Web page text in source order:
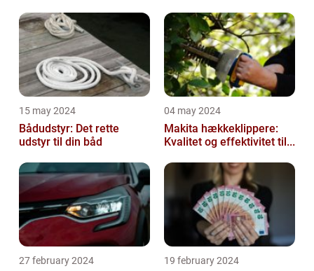
15 may 2024
Bådudstyr: Det rette
udstyr til din båd
04 may 2024
Makita hækkeklippere:
Kvalitet og effektivitet til...
27 february 2024 19 february 2024